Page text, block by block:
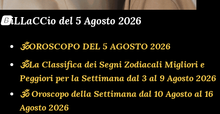
🅱️iLLaCCio del 5 Agosto 2026
🕉OROSCOPO DEL 5 AGOSTO 2026
🕉La Classifica dei Segni Zodiacali Migliori e
Peggiori per la Settimana dal 3 al 9 Agosto 2026
🕉 Oroscopo della Settimana dal 10 Agosto al 16
Agosto 2026